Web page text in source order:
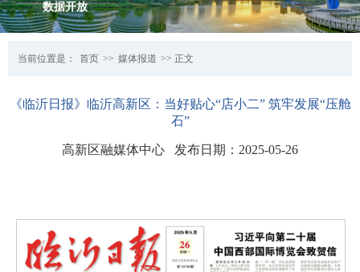
数据开放
当前位置是： 首页 >> 媒体报道 >> 正文
《临沂日报》临沂高新区：当好贴心“店小二” 筑牢发展“压舱
石”
高新区融媒体中心 发布日期：2025-05-26